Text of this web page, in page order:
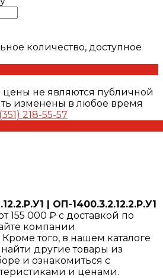
количество, доступное
цены не являются публичной
изменены в любое время
218-55-57
| ОП-1400.3.2.12.2.Р.У1
155 000 ₽ с доставкой по
компании
того, в нашем каталоге
другие товары из
и ознакомиться с
и ценами.